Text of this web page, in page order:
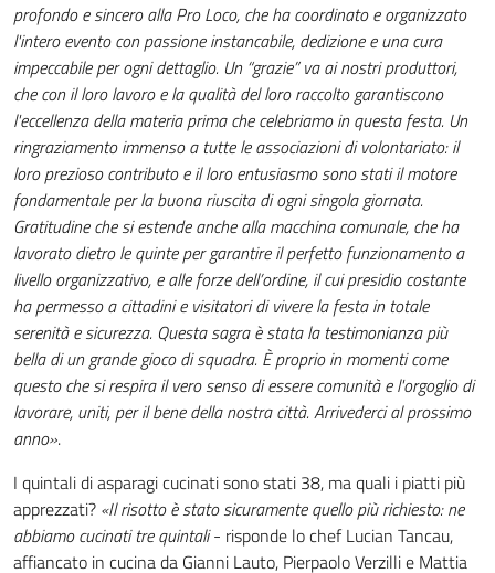
profondo e sincero alla Pro Loco, che ha coordinato e organizzato
l'intero evento con passione instancabile, dedizione e una cura
impeccabile per ogni dettaglio. Un “grazie” va ai nostri produttori,
che con il loro lavoro e la qualità del loro raccolto garantiscono
l'eccellenza della materia prima che celebriamo in questa festa. Un
ringraziamento immenso a tutte le associazioni di volontariato: il
loro prezioso contributo e il loro entusiasmo sono stati il motore
fondamentale per la buona riuscita di ogni singola giornata.
Gratitudine che si estende anche alla macchina comunale, che ha
lavorato dietro le quinte per garantire il perfetto funzionamento a
livello organizzativo, e alle forze dell’ordine, il cui presidio costante
ha permesso a cittadini e visitatori di vivere la festa in totale
serenità e sicurezza. Questa sagra è stata la testimonianza più
bella di un grande gioco di squadra. È proprio in momenti come
questo che si respira il vero senso di essere comunità e l'orgoglio di
lavorare, uniti, per il bene della nostra città. Arrivederci al prossimo
anno».
I quintali di asparagi cucinati sono stati 38, ma quali i piatti più
apprezzati? «Il risotto è stato sicuramente quello più richiesto: ne
abbiamo cucinati tre quintali- risponde lo chef Lucian Tancau,
affiancato in cucina da Gianni Lauto, Pierpaolo Verzilli e Mattia